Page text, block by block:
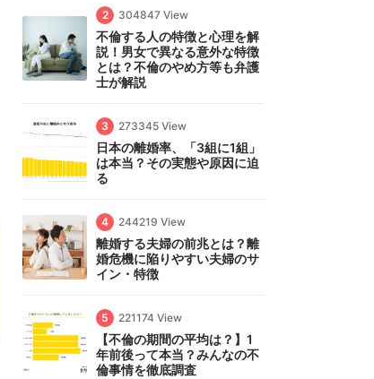
2 304847 View
不倫する人の特徴と心理を解
説！男女で異なる意外な特徴
とは？不倫のやめ方等も弁護
士が解説
3 273345 View
日本の離婚率、「3組に1組」
は本当？その実態や原因に迫
る
4 244219 View
離婚する夫婦の前兆とは？離
婚危機に陥りやすい夫婦のサ
イン・特徴
5 221174 View
【不倫の期間の平均は？】1
年前後って本当？みんなの不
倫事情を徹底調査